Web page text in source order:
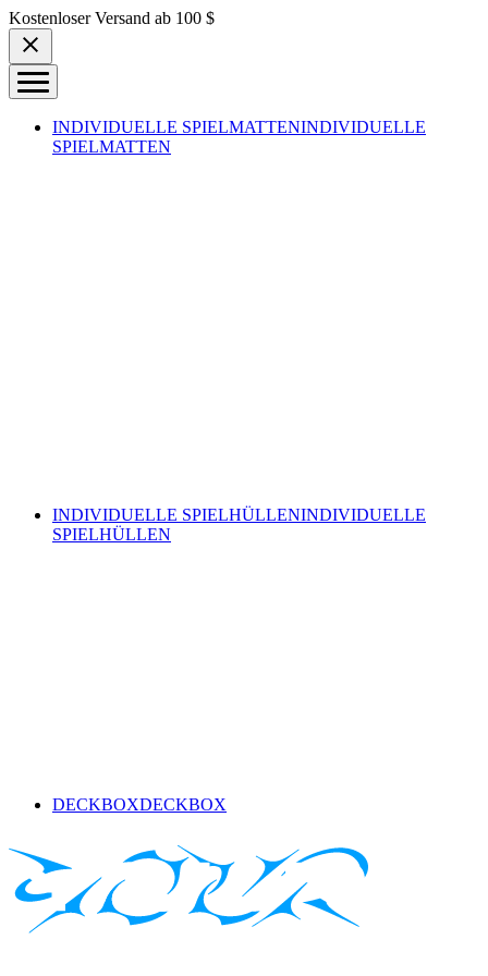
Skip to content
Kostenloser Versand ab 100 $
INDIVIDUELLE SPIELMATTENINDIVIDUELLE
SPIELMATTEN
INDIVIDUELLE SPIELHÜLLENINDIVIDUELLE
SPIELHÜLLEN
DECKBOXDECKBOX